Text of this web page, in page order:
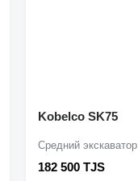
Kobelco SK75
182 500 TJS
Средний экскаватор